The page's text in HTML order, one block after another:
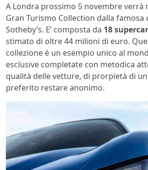
A Londra prossimo 5 novembre verrà
Gran Turismo Collection dalla famosa
Sotheby’s. E’ composta da 18 supercar
stimato di oltre 44 milioni di euro.
collezione è un esempio unico al
esclusive completate con metodica
qualità delle vetture, di prorpietà di
preferito restare anonimo.